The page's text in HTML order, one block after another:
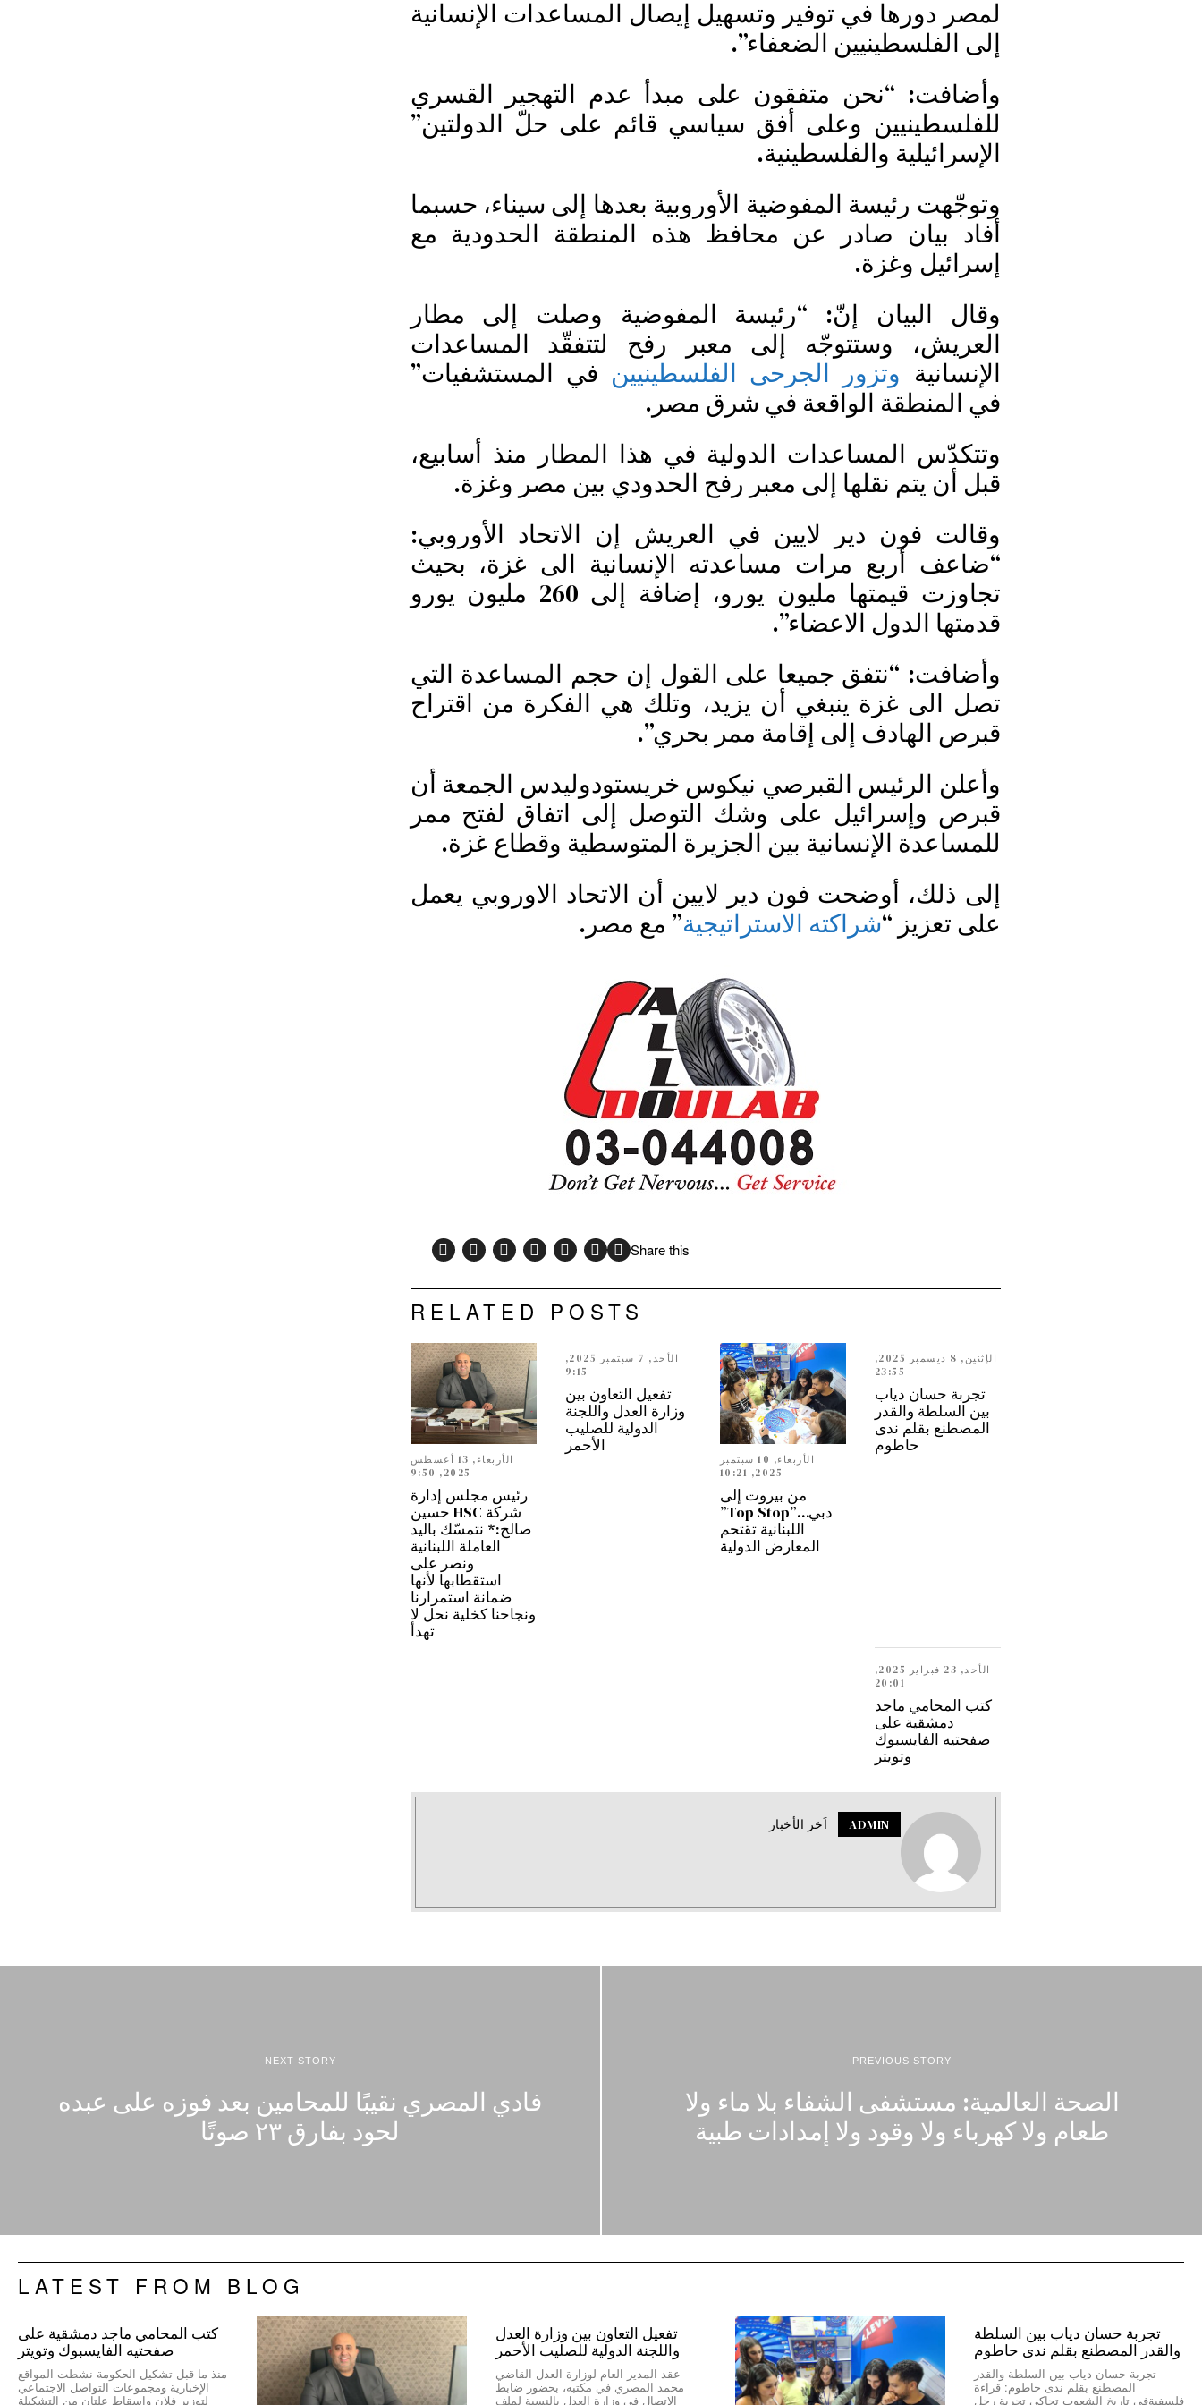
لمصر دورها في توفير وتسهيل إيصال المساعدات الإنسانية
إلى الفلسطينيين الضعفاء”.
وأضافت: “نحن متفقون على مبدأ عدم التهجير القسري
للفلسطينيين وعلى أفق سياسي قائم على حلّ الدولتين”
الإسرائيلية والفلسطينية.
وتوجّهت رئيسة المفوضية الأوروبية بعدها إلى سيناء، حسبما
أفاد بيان صادر عن محافظ هذه المنطقة الحدودية مع
إسرائيل وغزة.
وقال البيان إنّ: “رئيسة المفوضية وصلت إلى مطار
العريش، وستتوجّه إلى معبر رفح لتتفقّد المساعدات
الإنسانية وتزور الجرحى الفلسطينيين في المستشفيات”
في المنطقة الواقعة في شرق مصر.
وتتكدّس المساعدات الدولية في هذا المطار منذ أسابيع،
قبل أن يتم نقلها إلى معبر رفح الحدودي بين مصر وغزة.
وقالت فون دير لايين في العريش إن الاتحاد الأوروبي:
“ضاعف أربع مرات مساعدته الإنسانية الى غزة، بحيث
تجاوزت قيمتها مليون يورو، إضافة إلى 260 مليون يورو
قدمتها الدول الاعضاء”.
وأضافت: “نتفق جميعا على القول إن حجم المساعدة التي
تصل الى غزة ينبغي أن يزيد، وتلك هي الفكرة من اقتراح
قبرص الهادف إلى إقامة ممر بحري”.
وأعلن الرئيس القبرصي نيكوس خريستودوليدس الجمعة أن
قبرص وإسرائيل على وشك التوصل إلى اتفاق لفتح ممر
للمساعدة الإنسانية بين الجزيرة المتوسطية وقطاع غزة.
إلى ذلك، أوضحت فون دير لايين أن الاتحاد الاوروبي يعمل
على تعزيز “شراكته الاستراتيجية” مع مصر.
Share this
RELATED POSTS
الإثنين, 8 ديسمبر 2025,
23:55
تجربة حسان دياب
بين السلطة والقدر
المصطنع بقلم ندى
حاطوم
الأربعاء, 10 سبتمبر
2025, 10:21
من بيروت إلى
دبي…”Top Stop”
اللبنانية تقتحم
المعارض الدولية
الأحد, 7 سبتمبر 2025,
9:15
تفعيل التعاون بين
وزارة العدل واللجنة
الدولية للصليب
الأحمر
الأربعاء, 13 أغسطس
2025, 9:50
رئيس مجلس إدارة
شركة HSC حسين
صالح:* نتمسّك باليد
العاملة اللبنانية
ونصر على
استقطابها لأنها
ضمانة استمرارنا
ونجاحنا كخلية نحل لا
تهدأ
الأحد, 23 فبراير 2025,
20:01
كتب المحامي ماجد
دمشقية على
صفحتيه الفايسبوك
وتويتر
ADMIN اَخر الأخبار
PREVIOUS STORY
الصحة العالمية: مستشفى الشفاء بلا ماء ولا
طعام ولا كهرباء ولا وقود ولا إمدادات طبية
NEXT STORY
فادي المصري نقيبًا للمحامين بعد فوزه على عبده
لحود بفارق ٢٣ صوتًا
LATEST FROM BLOG
تجربة حسان دياب بين السلطة
والقدر المصطنع بقلم ندى حاطوم
تجربة حسان دياب بين السلطة والقدر
المصطنع بقلم ندى حاطوم: قراءة
فلسفيةفي تاريخ الشعوب تحاكي تجربة رجلٍ
تفعيل التعاون بين وزارة العدل
واللجنة الدولية للصليب الأحمر
عقد المدير العام لوزارة العدل القاضي
محمد المصري في مكتبه، بحضور ضابط
الاتصال في وزارة العدل بالنسبة لملف
كتب المحامي ماجد دمشقية على
صفحتيه الفايسبوك وتويتر
منذ ما قبل تشكيل الحكومة نشطت المواقع
الإخبارية ومجموعات التواصل الاجتماعي
لتوزير فلان وإسقاط علتان من التشكيلة